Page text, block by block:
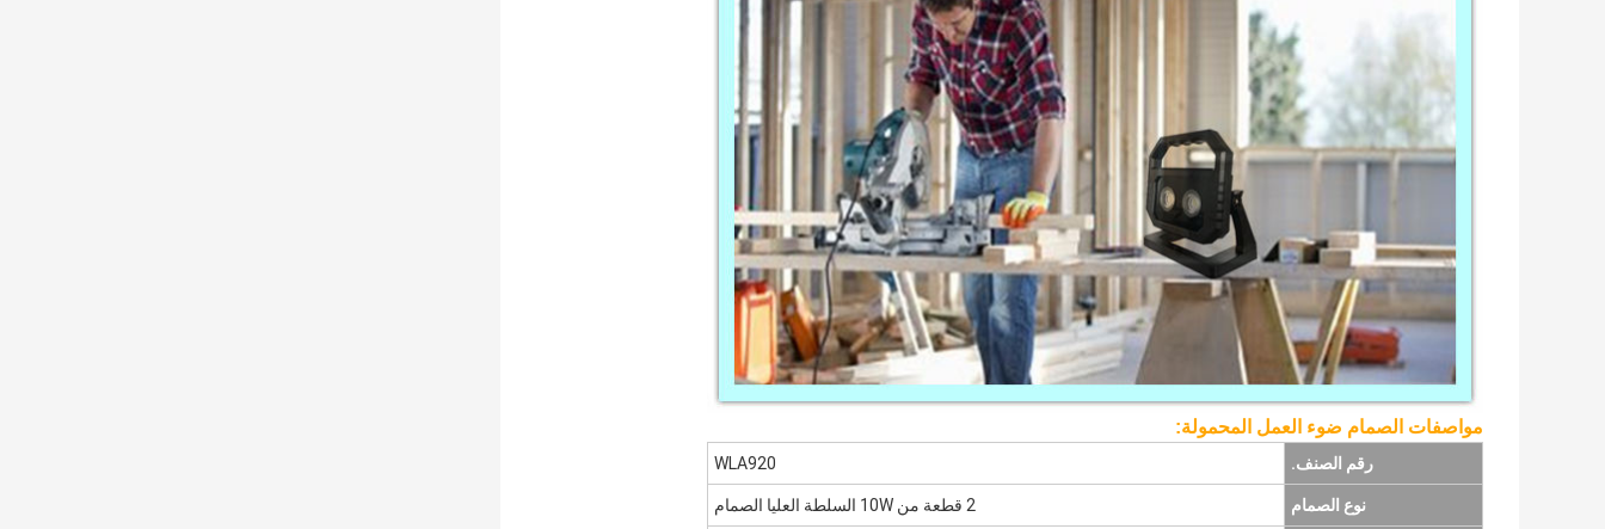
مواصفات الصمام ضوء العمل المحمولة:
رقم الصنف. WLA920
نوع الصمام 2 قطعة من 10W السلطة العليا الصمام